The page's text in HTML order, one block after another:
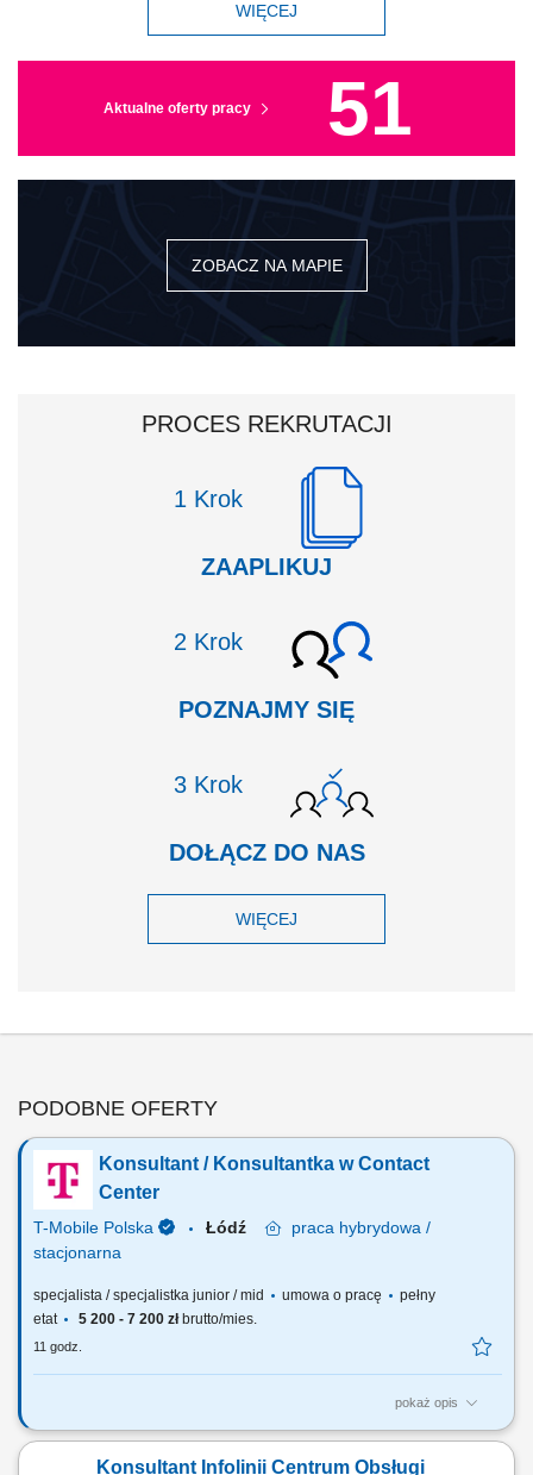
Aktualne oferty pracy 51
ZOBACZ NA MAPIE
WIĘCEJ
PROCES REKRUTACJI
Krok
ZAAPLIKUJ
Krok
POZNAJMY SIĘ
Krok
DOŁĄCZ DO NAS
WIĘCEJ
PODOBNE OFERTY
Konsultant / Konsultantka w Contact
Center
T-Mobile Polska Łódź praca hybrydowa /
stacjonarna
specjalista / specjalistka junior / mid umowa o pracę
pełny
etat
5 200 - 7 200 złbrutto/mies.
11 godz.
pokaż opis
Zadania, które na Ciebie czekają: Telefoniczna obsługa klientów
informacji zgodnie ze standardami T-Mobile oraz aktywna sprzedaż
Konsultant Infolinii Centrum Obsługi